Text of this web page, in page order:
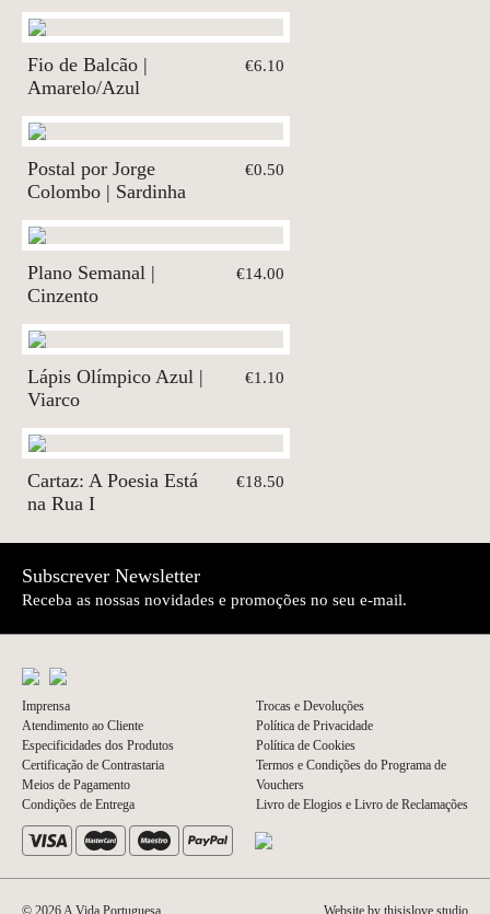
Fio de Balcão |
Amarelo/Azul
€6.10
Postal por Jorge
Colombo | Sardinha
€0.50
Plano Semanal |
Cinzento
€14.00
Lápis Olímpico Azul |
Viarco
€1.10
Cartaz: A Poesia Está
na Rua I
€18.50
Subscrever Newsletter
Receba as nossas novidades e promoções no seu e-mail.
Imprensa
Atendimento ao Cliente
Especificidades dos Produtos
Certificação de Contrastaria
Meios de Pagamento
Condições de Entrega
Trocas e Devoluções
Política de Privacidade
Política de Cookies
Termos e Condições do Programa de
Vouchers
Livro de Elogios e Livro de Reclamações
© 2026 A Vida Portuguesa Website by thisislove studio